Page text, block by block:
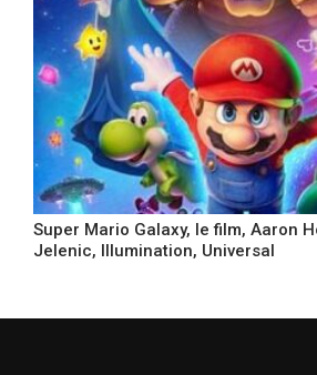
Super Mario Galaxy, le film, Aaron
Jelenic, Illumination, Universal